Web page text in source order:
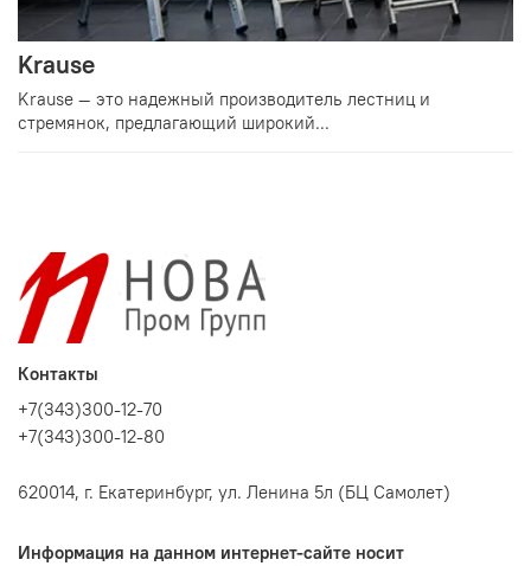
Krause
Krause — это надежный производитель лестниц и
стремянок, предлагающий широкий...
Контакты
+7(343)300-12-70
+7(343)300-12-80
620014, г. Екатеринбург, ул. Ленина 5л (БЦ Самолет)
Информация на данном интернет-сайте носит